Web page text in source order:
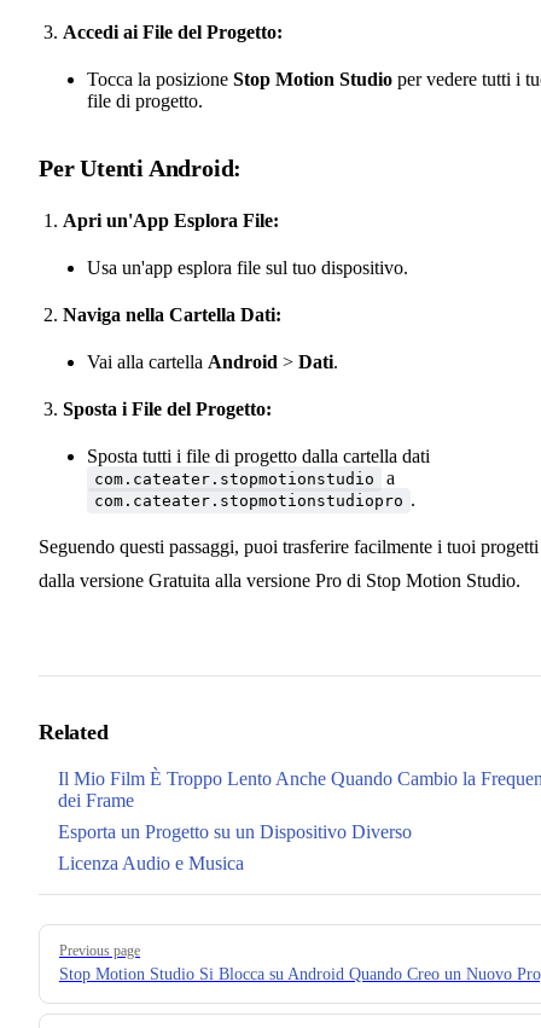
Accedi ai File del Progetto:
Tocca la posizione Stop Motion Studio per vedere tutti i
file di progetto.
Per Utenti Android:
Apri un'App Esplora File:
Usa un'app esplora file sul tuo dispositivo.
Naviga nella Cartella Dati:
Vai alla cartella Android > Dati.
Sposta i File del Progetto:
Sposta tutti i file di progetto dalla cartella dati
com.cateater.stopmotionstudio a
com.cateater.stopmotionstudiopro .
Seguendo questi passaggi, puoi trasferire facilmente i tuoi progetti
dalla versione Gratuita alla versione Pro di Stop Motion Studio.
Related
Il Mio Film È Troppo Lento Anche Quando Cambio la
dei Frame
Esporta un Progetto su un Dispositivo Diverso
Licenza Audio e Musica
Pager
Previous page
Stop Motion Studio Si Blocca su Android Quando Creo un Nuovo